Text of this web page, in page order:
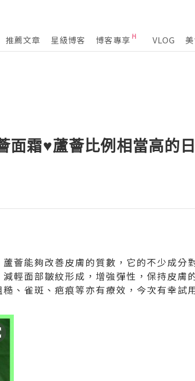
推薦文章 星級博客 博客專享 VLOG
霜♥蘆薈比例相當高的
薈能夠改善皮膚的質數，它的不少成分
輕面部皺紋形成，增強彈性，保持皮膚
糙、雀斑、疤痕等亦有療效，今次有幸